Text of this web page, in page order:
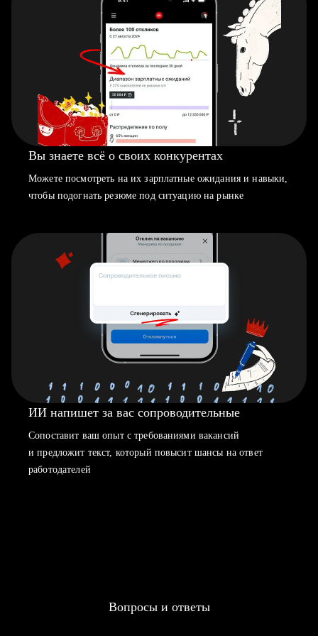
Вы знаете всё о своих конкурентах
Можете посмотреть на их зарплатные ожидания и навыки,
чтобы подогнать резюме под ситуацию на рынке
ИИ напишет за вас сопроводительные
Сопоставит ваш опыт с требованиями вакансий
и предложит текст, который повысит шансы на ответ
работодателей
Вопросы и ответы